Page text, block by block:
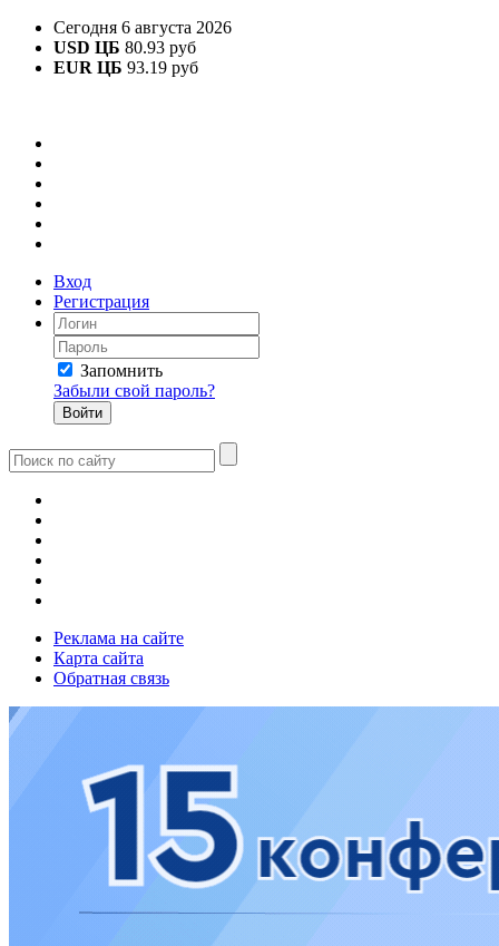
Сегодня 6 августа 2026
USD ЦБ 80.93 руб
EUR ЦБ 93.19 руб
Вход
Регистрация
Запомнить
Забыли свой пароль?
Реклама на сайте
Карта сайта
Обратная связь